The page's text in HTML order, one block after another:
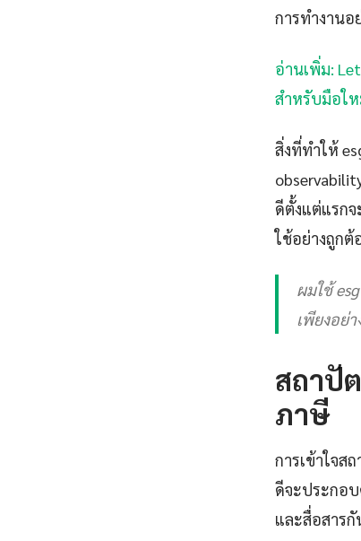
การทำงานอ
อ่านเพิ่ม:
สำหรับมือให
สิ่งที่ทำให้
ดีตั้งแต่แรกจ
ใช้อย่างถูกต้
ผมใช้
เพียงอย่
สถาปั
ภาษี
การเข้าใจ
ดีจะประกอ
และสื่อสาร